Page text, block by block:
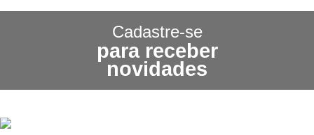
POLÍTICA DE FRETE GRÁTIS
3X SEM JUROS
NO CARTÃO DE CRÉDITO
Cadastre-se
para receber
novidades